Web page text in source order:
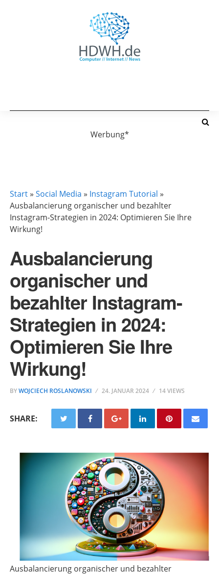
Werbung*
Start» Social Media » Instagram Tutorial »
Ausbalancierung organischer und bezahlter
Instagram-Strategien in 2024: Optimieren Sie Ihre
Wirkung!
Ausbalancierung
organischer und
bezahlter Instagram-
Strategien in 2024:
Optimieren Sie Ihre
Wirkung!
BYWOJCIECH ROSLANOWSKI 24. JANUAR 2024 14 VIEWS
SHARE:
Ausbalancierung organischer und bezahlter